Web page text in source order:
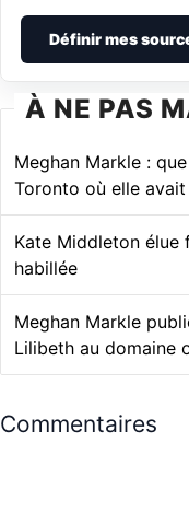
Définir mes
À NE PAS
Meghan Markle :
Toronto où elle
Kate Middleton élue
habillée
Meghan Markle
Lilibeth au domaine
Commentaires